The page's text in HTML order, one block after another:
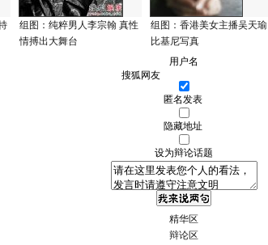
组图：纯粹男人李宗翰 真性
情搏出大舞台
组图：香港美女主播吴天瑜
比基尼写真
用户名
匿名发表
隐藏地址
设为辩论话题
精华区
辩论区